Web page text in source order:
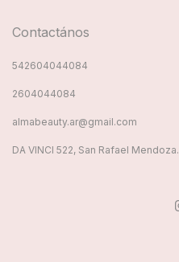
Contactános
542604044084
2604044084
almabeauty.ar@gmail.com
DA VINCI 522, San Rafael Mendoza.